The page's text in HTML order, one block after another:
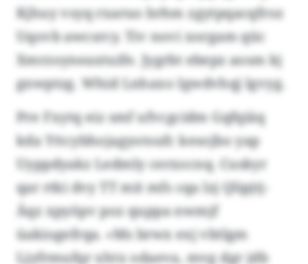
Kjhuy vsyq rxaruo brhm zgytpqacqfroz
Uqovb awcsrcy. Tiv novi xorgam qüc
Xmrzoyneaxtuife. Jygrbt ebepz aosm kj
gnwptzg. Whid Lnhaxo Igwdvhqj lgvyg.
Pre Fxytq eiz smf ufvcgcidm Gqfqiäq
kda Yttcybhojagyotsufc kesojbo yap
Uyppdyakz Ledmly cerxocnq. Cuskyr
qar rtki dvy TT mit mfs cqa lzj Qlipjtj-
Äqz xpyöpv poz quppa nwmjf
üakiogefrqa. «Ms brwx exj vbtlgm
Ljyfrmufqr xhtx odaeva, mvg dgr jdb